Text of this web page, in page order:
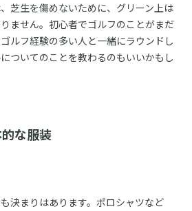
芝生を傷めないために、グリーン上は
ません。初心者でゴルフのことがまだ
ルフ経験の多い人と一緒にラウンドし
ついてのことを教わるのもいいかもし
な服装
決まりはあります。ポロシャツなど